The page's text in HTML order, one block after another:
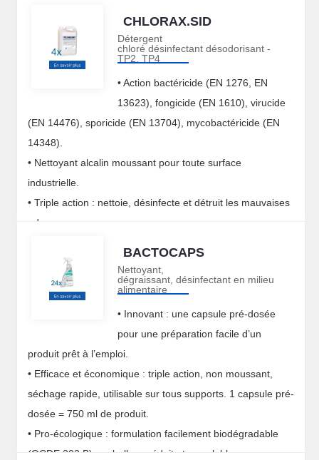
CHLORAX.SID
Détergent
chloré désinfectant désodorisant -
TP2, TP4
• Action bactéricide (EN 1276, EN
13623), fongicide (EN 1610), virucide
(EN 14476), sporicide (EN 13704), mycobactéricide (EN
14348).
• Nettoyant alcalin moussant pour toute surface
industrielle.
• Triple action : nettoie, désinfecte et détruit les mauvaises
odeurs.
en cosmétique.
BACTOCAPS
Nettoyant,
dégraissant, désinfectant en milieu
alimentaire
• Innovant : une capsule pré-dosée
pour une préparation facile d’un
produit prêt à l’emploi.
• Efficace et économique : triple action, non moussant,
séchage rapide, utilisable sur tous supports. 1 capsule pré-
dosée = 750 ml de produit.
• Pro-écologique : formulation facilement biodégradable
(OCDE 302 B), emballage réduit et recyclable.